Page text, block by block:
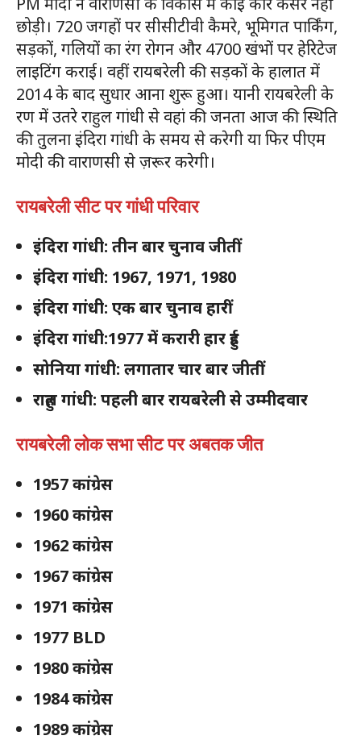
छोड़ी। 720 जगहों पर सीसीटीवी कैमरे, भूमिगत पार्किंग,
सड़कों, गलियों का रंग रोगन और 4700 खंभों पर हेरिटेज
लाइटिंग कराई। वहीं रायबरेली की सड़कों के हालात में
2014 के बाद सुधार आना शुरू हुआ। यानी रायबरेली के
रण में उतरे राहुल गांधी से वहां की जनता आज की स्थिति
की तुलना इंदिरा गांधी के समय से करेगी या फिर पीएम
मोदी की वाराणसी से ज़रूर करेगी।
रायबरेली सीट पर गांधी परिवार
इंदिरा गांधी: तीन बार चुनाव जीतीं
इंदिरा गांधी: 1967, 1971, 1980
इंदिरा गांधी: एक बार चुनाव हारीं
इंदिरा गांधी:1977 में करारी हार हुई
सोनिया गांधी: लगातार चार बार जीतीं
राहुल गांधी: पहली बार रायबरेली से उम्मीदवार
रायबरेली लोक सभा सीट पर अबतक जीत
1957 कांग्रेस
1960 कांग्रेस
1962 कांग्रेस
1967 कांग्रेस
1971 कांग्रेस
1977 BLD
1980 कांग्रेस
1984 कांग्रेस
1989 कांग्रेस